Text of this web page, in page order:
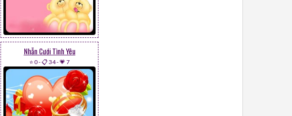
Nhẫn Cưới Tình Yêu
⭐ 0-📋 34-💗 7